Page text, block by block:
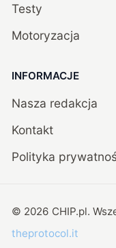
Testy
Motoryzacja
INFORMACJE
Nasza redakcja
Kontakt
Polityka
© 2026 CHIP.pl.
theprotocol.it